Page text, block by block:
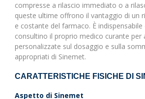
compresse a rilascio immediato o a
queste ultime offrono il vantaggio di un
e costante del farmaco. È indispensabile
consultino il proprio medico curante per
personalizzate sul dosaggio e sulla
appropriati di Sinemet.
CARATTERISTICHE FISICHE DI
Aspetto di Sinemet